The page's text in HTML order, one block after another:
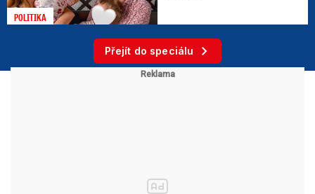
POLITIKA
Přejít do speciálu